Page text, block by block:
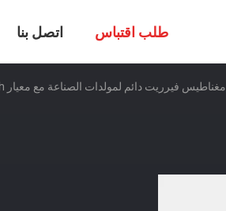
اتصل بنا طلب اقتباس
مغناطيس فيرريت دائم لمولدات الصناعة مع معيار ISO/Tech